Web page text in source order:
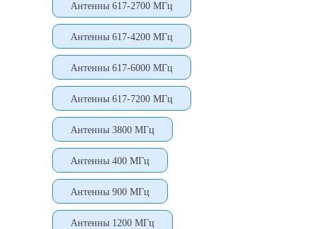
Антенны 617-2700 МГц
Антенны 617-4200 МГц
Антенны 617-6000 МГц
Антенны 617-7200 МГц
Антенны 3800 МГц
Антенны 400 МГц
Антенны 900 МГц
Антенны 1200 МГц